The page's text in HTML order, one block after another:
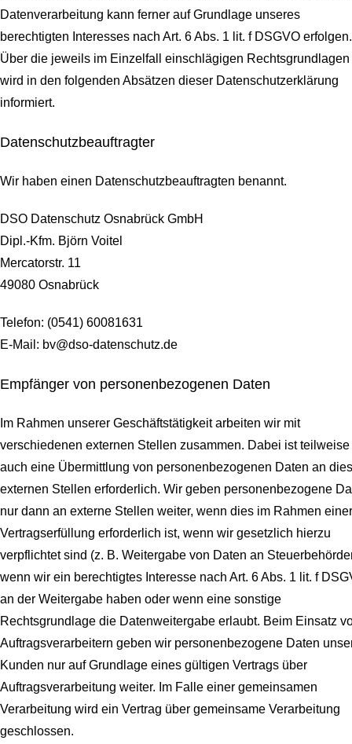
Datenverarbeitung kann ferner auf Grundlage unseres
berechtigten Interesses nach Art. 6 Abs. 1 lit. f DSGVO erfolgen.
Über die jeweils im Einzelfall einschlägigen Rechtsgrundlagen
wird in den folgenden Absätzen dieser Datenschutzerklärung
informiert.
Datenschutz­beauftragter
Wir haben einen Datenschutzbeauftragten benannt.
DSO Datenschutz Osnabrück GmbH
Dipl.-Kfm. Björn Voitel
Mercatorstr. 11
49080 Osnabrück
Telefon: (0541) 60081631
E-Mail: bv@dso-datenschutz.de
Empfänger von personenbezogenen Daten
Im Rahmen unserer Geschäftstätigkeit arbeiten wir mit
verschiedenen externen Stellen zusammen. Dabei ist teilweise
auch eine Übermittlung von personenbezogenen Daten an
externen Stellen erforderlich. Wir geben personenbezogene
nur dann an externe Stellen weiter, wenn dies im Rahmen einer
Vertragserfüllung erforderlich ist, wenn wir gesetzlich hierzu
verpflichtet sind (z. B. Weitergabe von Daten an
wenn wir ein berechtigtes Interesse nach Art. 6 Abs. 1 lit. f
an der Weitergabe haben oder wenn eine sonstige
Rechtsgrundlage die Datenweitergabe erlaubt. Beim Einsatz
Auftragsverarbeitern geben wir personenbezogene Daten
Kunden nur auf Grundlage eines gültigen Vertrags über
Auftragsverarbeitung weiter. Im Falle einer gemeinsamen
Verarbeitung wird ein Vertrag über gemeinsame Verarbeitung
geschlossen.